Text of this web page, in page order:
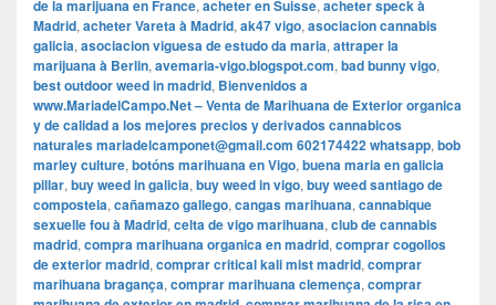
de la marijuana en France, acheter en Suisse, acheter speck à
Madrid, acheter Vareta à Madrid, ak47 vigo, asociacion cannabis
galicia, asociacion viguesa de estudo da maria, attraper la
marijuana à Berlin, avemaria-vigo.blogspot.com, bad bunny vigo,
best outdoor weed in madrid, Bienvenidos a
www.MariadelCampo.Net – Venta de Marihuana de Exterior organica
y de calidad a los mejores precios y derivados cannabicos
naturales mariadelcamponet@gmail.com 602174422 whatsapp, bob
marley culture, botóns marihuana en Vigo, buena maria en galicia
pillar, buy weed in galicia, buy weed in vigo, buy weed santiago de
compostela, cañamazo gallego, cangas marihuana, cannabique
sexuelle fou à Madrid, celta de vigo marihuana, club de cannabis
madrid, compra marihuana organica en madrid, comprar cogollos
de exterior madrid, comprar critical kali mist madrid, comprar
marihuana bragança, comprar marihuana clemença, comprar